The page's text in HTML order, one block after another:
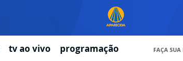
tv ao vivo programação FAÇA